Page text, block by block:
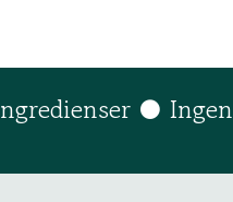
● Ingen